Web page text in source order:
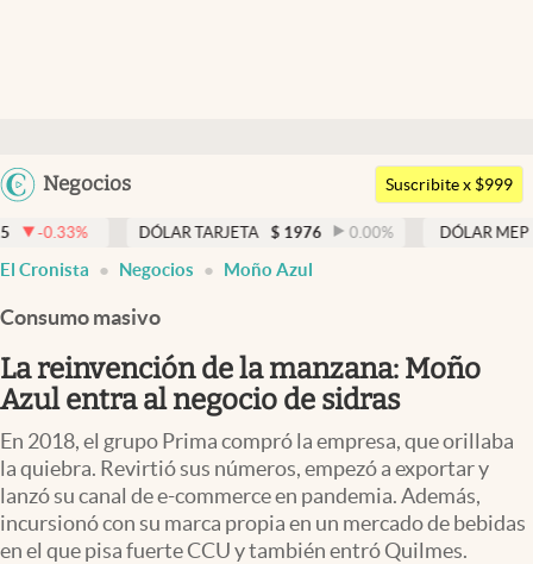
Argentina
Uruguay
Negocios
Members
Economía y Política
Finanzas y Mercados
Mercados Online
Negocios
Columnistas
Otras secciones
Apertura
Infotechnology
Suscribite x $999
DÓLAR TARJETA $ 1976 0.00% DÓLAR MEP $ 1526,03
El Cronista Negocios Moño Azul
Consumo masivo
La reinvención de la manzana: Moño
Azul entra al negocio de sidras
En 2018, el grupo Prima compró la empresa, que orillaba
la quiebra. Revirtió sus números, empezó a exportar y
lanzó su canal de e-commerce en pandemia. Además,
incursionó con su marca propia en un mercado de bebidas
en el que pisa fuerte CCU y también entró Quilmes.